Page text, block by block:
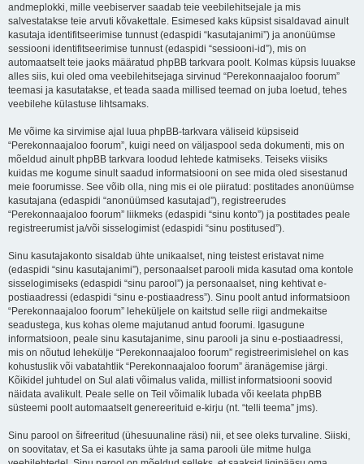
andmeplokki, mille veebiserver saadab teie veebilehitsejale ja mis
salvestatakse teie arvuti kõvakettale. Esimesed kaks küpsist sisaldavad ainult
kasutaja identifitseerimise tunnust (edaspidi “kasutajanimi”) ja anonüümse
sessiooni identifitseerimise tunnust (edaspidi “sessiooni-id”), mis on
automaatselt teie jaoks määratud phpBB tarkvara poolt. Kolmas küpsis luuakse
alles siis, kui oled oma veebilehitsejaga sirvinud “Perekonnaajaloo foorum”
teemasi ja kasutatakse, et teada saada millised teemad on juba loetud, tehes
veebilehe külastuse lihtsamaks.
Me võime ka sirvimise ajal luua phpBB-tarkvara väliseid küpsiseid
“Perekonnaajaloo foorum”, kuigi need on väljaspool seda dokumenti, mis on
mõeldud ainult phpBB tarkvara loodud lehtede katmiseks. Teiseks viisiks
kuidas me kogume sinult saadud informatsiooni on see mida oled sisestanud
meie foorumisse. See võib olla, ning mis ei ole piiratud: postitades anonüümse
kasutajana (edaspidi “anonüümsed kasutajad”), registreerudes
“Perekonnaajaloo foorum” liikmeks (edaspidi “sinu konto”) ja postitades peale
registreerumist ja/või sisselogimist (edaspidi “sinu postitused”).
Sinu kasutajakonto sisaldab ühte unikaalset, ning teistest eristavat nime
(edaspidi “sinu kasutajanimi”), personaalset parooli mida kasutad oma kontole
sisselogimiseks (edaspidi “sinu parool”) ja personaalset, ning kehtivat e-
postiaadressi (edaspidi “sinu e-postiaadress”). Sinu poolt antud informatsioon
“Perekonnaajaloo foorum” leheküljele on kaitstud selle riigi andmekaitse
seadustega, kus kohas oleme majutanud antud foorumi. Igasugune
informatsioon, peale sinu kasutajanime, sinu parooli ja sinu e-postiaadressi,
mis on nõutud lehekülje “Perekonnaajaloo foorum” registreerimislehel on kas
kohustuslik või vabatahtlik “Perekonnaajaloo foorum” äranägemise järgi.
Kõikidel juhtudel on Sul alati võimalus valida, millist informatsiooni soovid
näidata avalikult. Peale selle on Teil võimalik lubada või keelata phpBB
süsteemi poolt automaatselt genereerituid e-kirju (nt. “telli teema” jms).
Sinu parool on šifreeritud (ühesuunaline räsi) nii, et see oleks turvaline. Siiski,
on soovitatav, et Sa ei kasutaks ühte ja sama parooli üle mitme hulga